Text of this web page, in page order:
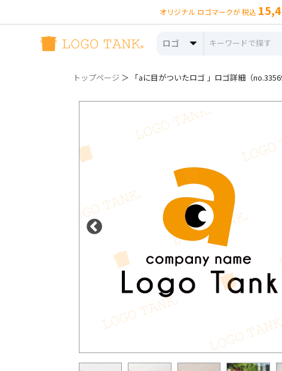
オリジナル ロゴマークが 税込
ロゴ
トップページ ＞ 「aに目がついたロゴ 」ロゴ詳細（no.33569